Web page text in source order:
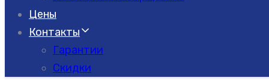
Цены
Контакты
Гарантии
Скидки